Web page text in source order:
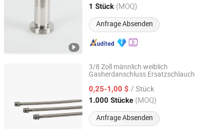
1 Stück (MOQ)
Anfrage Absenden
Seit 2005
3/8 Zoll männlich weiblich
Gasherdanschluss Ersatzschlauch
0,25-1,00 $ / Stück
1.000 Stücke (MOQ)
Anfrage Absenden
WOR-BIZ INDUSTRIAL PRODUCT CO., LIMITED (ANHUI)
Anhui, China Seit 2020